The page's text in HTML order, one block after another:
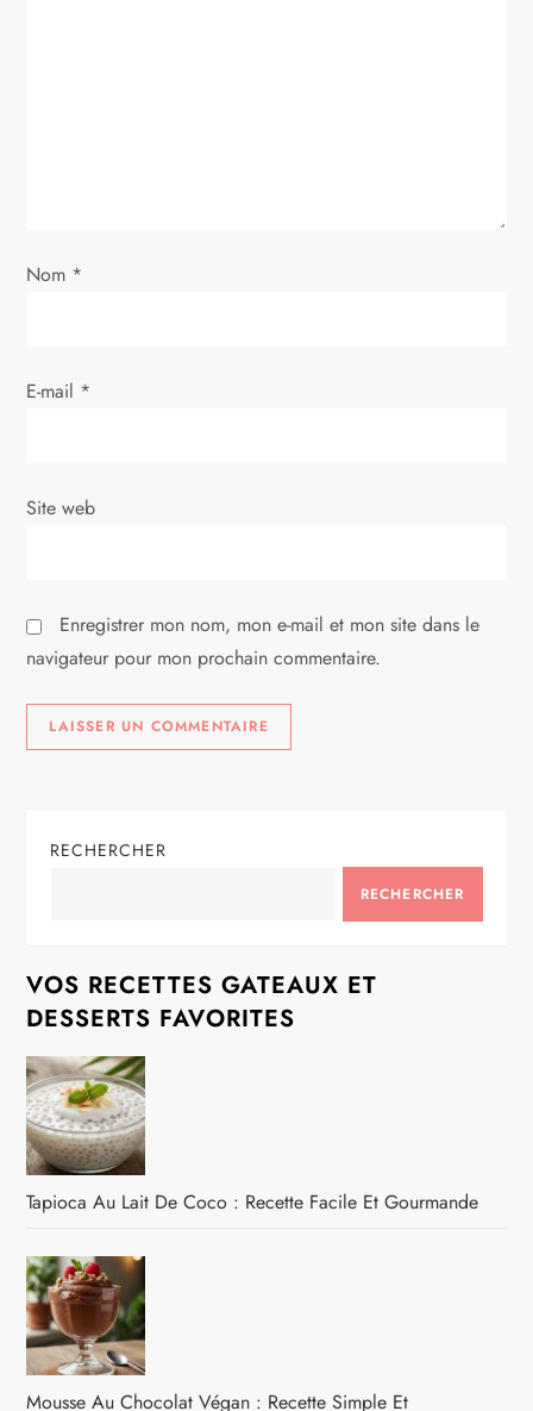
’
r
i
l
e
Nom *
E-mail *
Site web
Enregistrer mon nom, mon e-mail et mon site dans le
navigateur pour mon prochain commentaire.
RECHERCHER
RECHERCHER
VOS RECETTES GATEAUX ET
DESSERTS FAVORITES
Tapioca Au Lait De Coco : Recette Facile Et Gourmande
Mousse Au Chocolat Végan : Recette Simple Et